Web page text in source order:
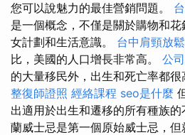
您可以說魅力的最佳營銷問題。
是一個概念，不僅是關於購物和
女計劃和生活意識。 台中肩頸放鬆
比，美國的人口增長非常高。 公
的大量移民外，出生和死亡率都很
整復師證照 經絡課程 seo是什麼
出適用於出生和遷移的所有種族
蘭威士忌是第一個原始威士忌，